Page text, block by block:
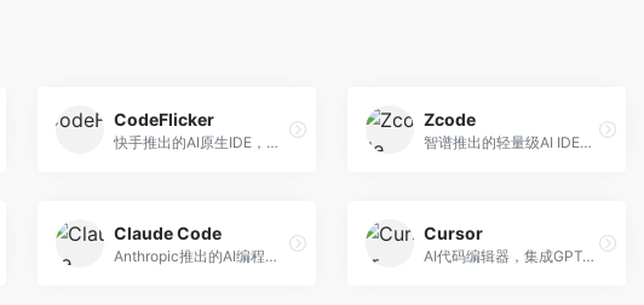
CodeFlicker
快手推出的AI原生IDE，专注于短视频相关开发。面向快手生态开发者，提供代码生成、调试辅助等服务，与快手开发生态深度整合。
Zcode
智谱推出的轻量级AI IDE，基于GLM模型。面向开发者，提供智能代码补全、代码生成、错误检测等服务，中文编程支持好。
Claude Code
Anthropic推出的AI编程工具，基于Claude模型。面向开发者，提供代码生成、代码审查、调试辅助等服务，代码质量高，推理能力强。
Cursor
AI代码编辑器，集成GPT-4模型，专注于智能编程辅助。面向开发者，提供代码生成、代码解释、错误修复等服务，编程体验流畅，开发效率高。